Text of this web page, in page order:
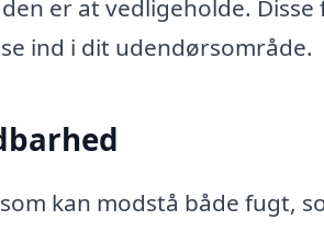
er at vedligeholde.
ind i dit udendørsområde.
kan modstå både fugt,